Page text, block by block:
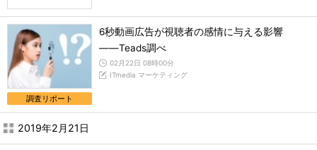
調査リポート
6秒動画広告が視聴者の感情に与える影響
――Teads調べ
02月22日 08時00分
ITmedia マーケティング
2019年2月21日